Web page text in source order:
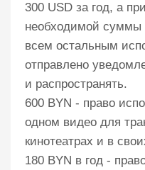
300 USD за год, а
необходимой суммы
всем остальным
отправлено
и распространять.
600 BYN - право
одном видео для
кинотеатрах и в
180 BYN в год -